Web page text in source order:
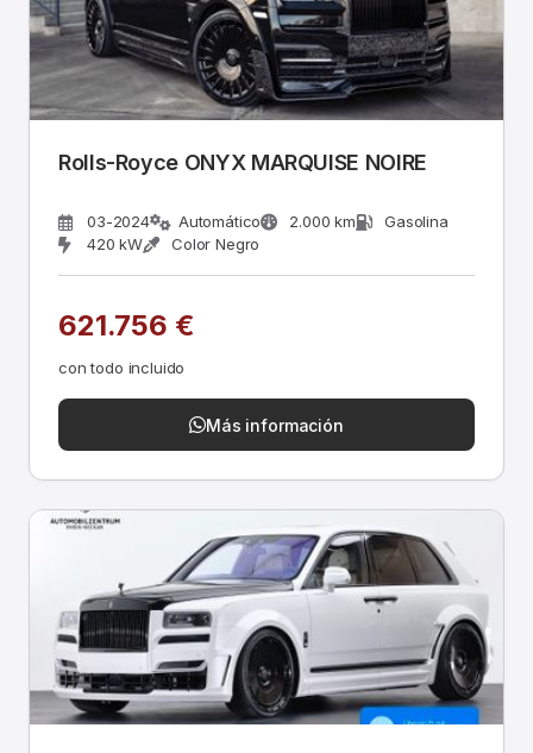
Rolls-Royce ONYX MARQUISE NOIRE
03-2024 Automático 2.000 km
Gasolina
420 kW
Color Negro
621.756 €
con todo incluido
Más información